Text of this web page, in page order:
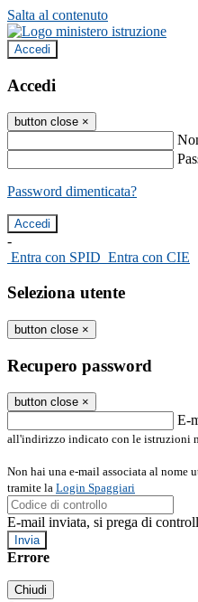
Salta al contenuto
Accedi
Accedi
button close ×
Password dimenticata?
-
Entra con SPID Entra con CIE
Seleziona utente
button close ×
Recupero password
button close ×
E-
all'indirizzo indicato con le istruzioni
Non hai una e-mail associata al nome
tramite la Login Spaggiari
E-mail inviata, si prega di
Errore
Chiudi